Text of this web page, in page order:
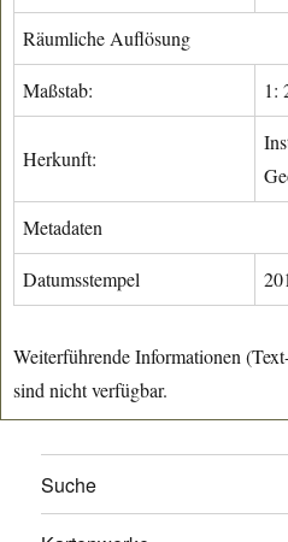
Räumliche Auflösung
Maßstab: 1:
Herkunft:
Metadaten
Datumsstempel
Weiterführende Informationen
sind nicht verfügbar.
Suche